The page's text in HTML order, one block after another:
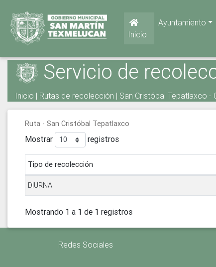
Inicio
Ayuntamiento
Servicio de
Inicio | Rutas de recolección | San Cristóbal Tepatlaxco -
Ruta - San Cristóbal Tepatlaxco
Mostrar registros
Tipo de recolección
DIURNA
Mostrando 1 a 1 de 1 registros
Redes Sociales